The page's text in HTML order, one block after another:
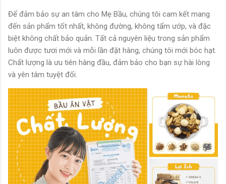
Để đảm bảo sự an tâm cho Mẹ Bầu, chúng tôi cam kết mang
đến sản phẩm tốt nhất, không đường, không tẩm ướp, và đặc
biệt không chất bảo quản. Tất cả nguyên liệu trong sản phẩm
luôn được tươi mới và mỗi lần đặt hàng, chúng tôi mới bóc hạt.
Chất lượng là ưu tiên hàng đầu, đảm bảo cho bạn sự hài lòng
và yên tâm tuyệt đối.